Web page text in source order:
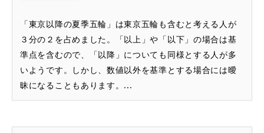
「東京以降の夏季五輪」は東京五輪も含むと考える人が
３分の２を占めました。「以上」や「以下」の場合は基
準点を含むので、「以降」についても同様とする人が多
いようです。しかし、数値以外を基準とする場合には曖
昧になることもあります。...